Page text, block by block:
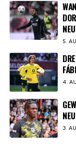
5.
4.
3.